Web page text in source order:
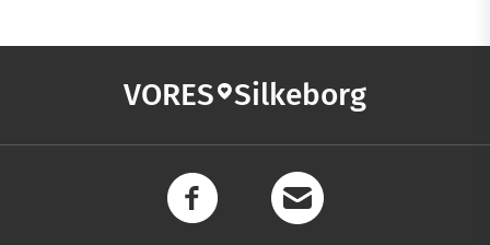
VORES Silkeborg